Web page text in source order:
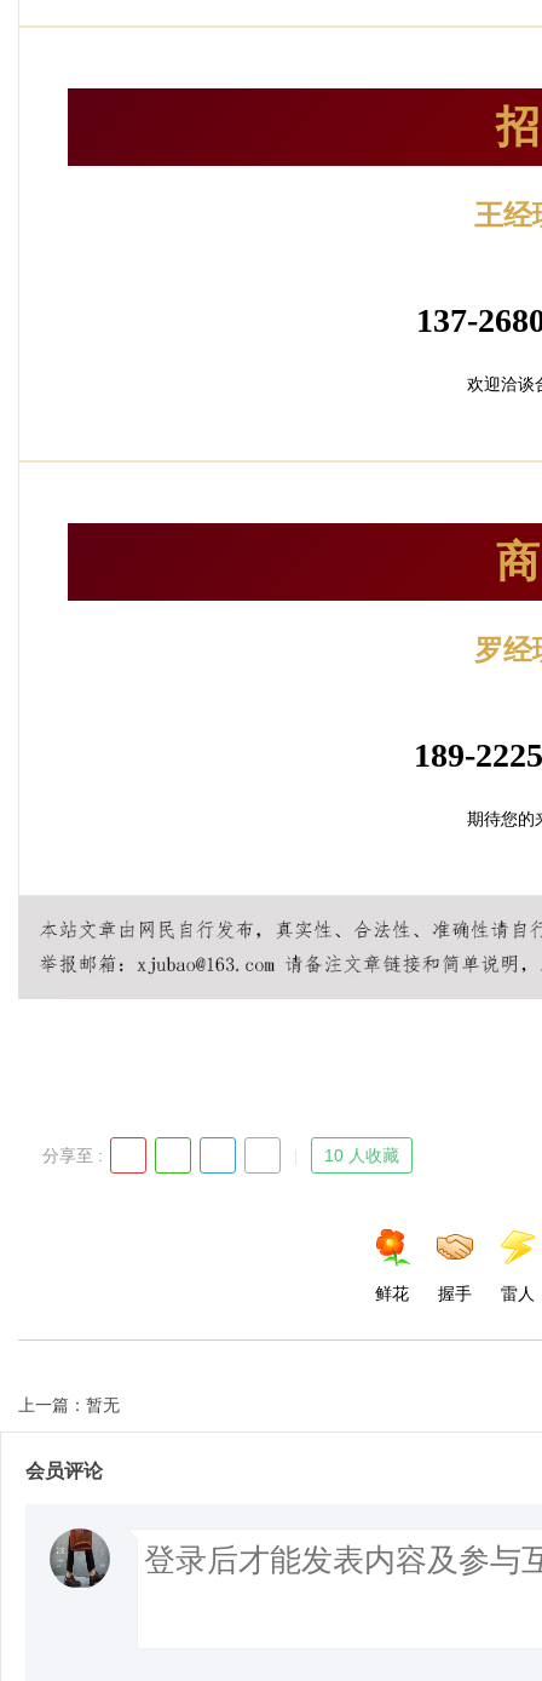
招
王经
137-
欢迎洽谈
商
罗经
189-
期待您的
分享至 : 10 人收藏
鲜花 握手 雷人
上一篇：暂无
会员评论